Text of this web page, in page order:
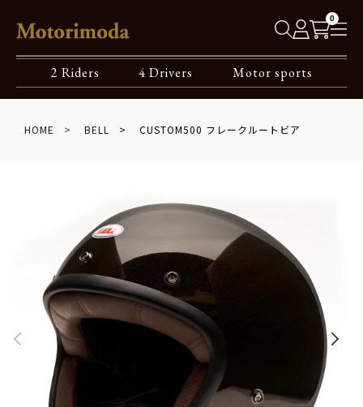
0
2 Riders 4 Drivers Motor sports
HOME BELL CUSTOM500 フレークルートビア